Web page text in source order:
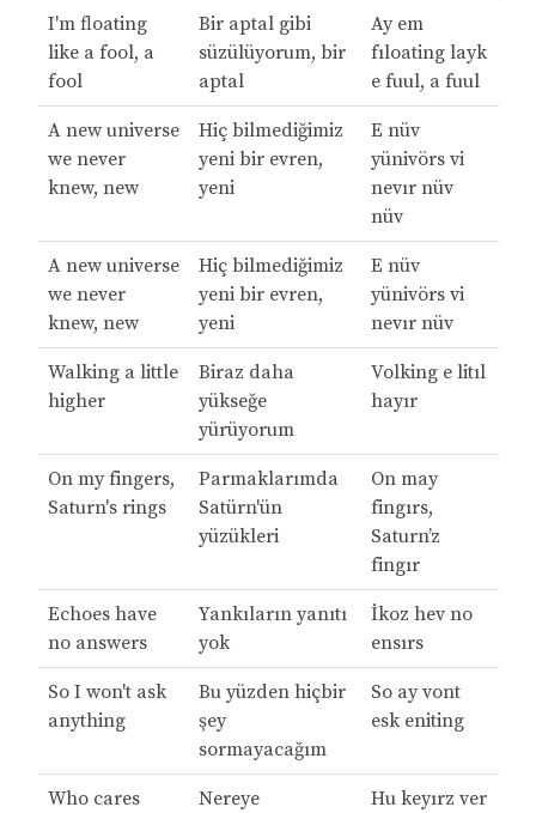
I'm floating
like a fool, a
fool
Bir aptal gibi
süzülüyorum, bir
aptal
Ay em
fıloating layk
e fuul, a fuul
A new universe
we never
knew, new
Hiç bilmediğimiz
yeni bir evren,
yeni
E nüv
yünivörs vi
nevır nüv
nüv
A new universe
we never
knew, new
Hiç bilmediğimiz
yeni bir evren,
yeni
E nüv
yünivörs vi
nevır nüv
Walking a little
higher
Biraz daha
yükseğe
yürüyorum
Volking e litıl
hayır
On my fingers,
Saturn's rings
Parmaklarımda
Satürn'ün
yüzükleri
On may
fingırs,
Saturn’z
fingır
Echoes have
no answers
Yankıların yanıtı
yok
İkoz hev no
ensırs
So I won't ask
anything
Bu yüzden hiçbir
şey
sormayacağım
So ay vont
esk eniting
Who cares
Nereye
Hu keyırz ver